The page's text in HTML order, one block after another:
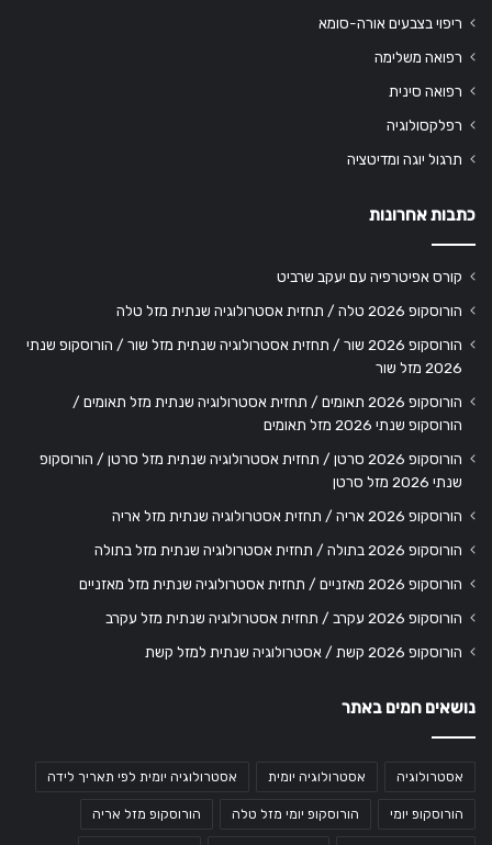
ריפוי בצבעים אורה-סומא
רפואה משלימה
רפואה סינית
רפלקסולוגיה
תרגול יוגה ומדיטציה
כתבות אחרונות
קורס אפיטרפיה עם יעקב שרביט
הורוסקופ 2026 טלה / תחזית אסטרולוגיה שנתית מזל טלה
הורוסקופ 2026 שור / תחזית אסטרולוגיה שנתית מזל שור / הורוסקופ שנתי
2026 מזל שור
הורוסקופ 2026 תאומים / תחזית אסטרולוגיה שנתית מזל תאומים /
הורוסקופ שנתי 2026 מזל תאומים
הורוסקופ 2026 סרטן / תחזית אסטרולוגיה שנתית מזל סרטן / הורוסקופ
שנתי 2026 מזל סרטן
הורוסקופ 2026 אריה / תחזית אסטרולוגיה שנתית מזל אריה
הורוסקופ 2026 בתולה / תחזית אסטרולוגיה שנתית מזל בתולה
הורוסקופ 2026 מאזניים / תחזית אסטרולוגיה שנתית מזל מאזניים
הורוסקופ 2026 עקרב / תחזית אסטרולוגיה שנתית מזל עקרב
הורוסקופ 2026 קשת / אסטרולוגיה שנתית למזל קשת
נושאים חמים באתר
אסטרולוגיה אסטרולוגיה יומית אסטרולוגיה יומית לפי תאריך לידה
הורוסקופ יומי הורוסקופ יומי מזל טלה הורוסקופ מזל אריה